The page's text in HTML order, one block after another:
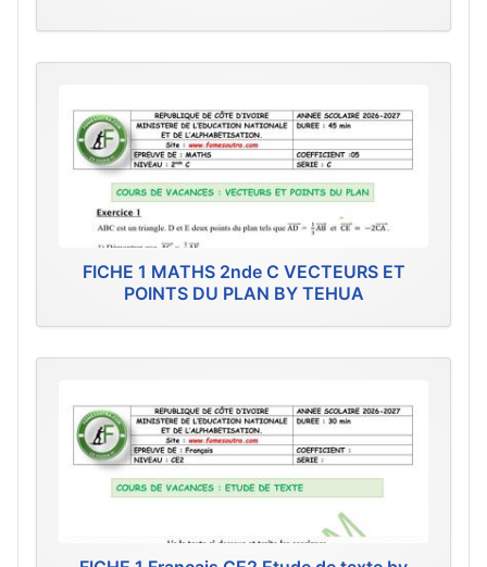
FICHE 1 MATHS 2nde C VECTEURS ET
POINTS DU PLAN BY TEHUA